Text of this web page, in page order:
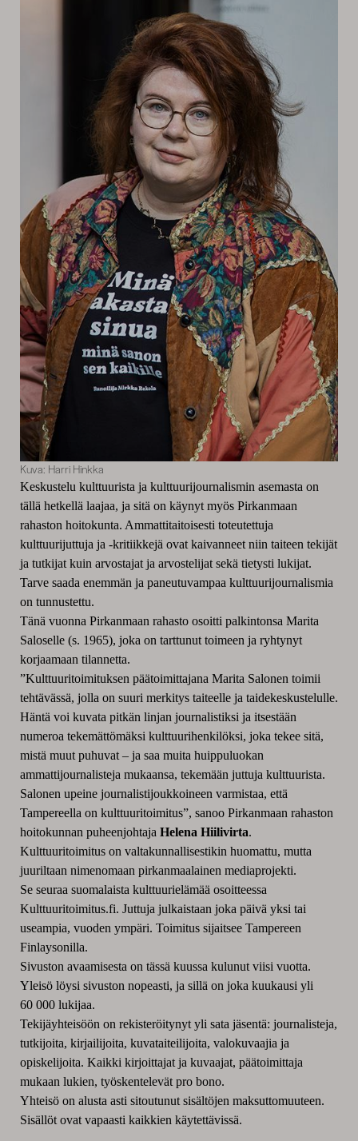
Kuva: Harri Hinkka
Keskustelu kulttuurista ja kulttuurijournalismin asemasta on
tällä hetkellä laajaa, ja sitä on käynyt myös Pirkanmaan
rahaston hoitokunta. Ammattitaitoisesti toteutettuja
kulttuurijuttuja ja -kritiikkejä ovat kaivanneet niin taiteen tekijät
ja tutkijat kuin arvostajat ja arvostelijat sekä tietysti lukijat.
Tarve saada enemmän ja paneutuvampaa kulttuurijournalismia
on tunnustettu.
Tänä vuonna Pirkanmaan rahasto osoitti palkintonsa Marita
Saloselle (s. 1965), joka on tarttunut toimeen ja ryhtynyt
korjaamaan tilannetta.
”Kulttuuritoimituksen päätoimittajana Marita Salonen toimii
tehtävässä, jolla on suuri merkitys taiteelle ja taidekeskustelulle.
Häntä voi kuvata pitkän linjan journalistiksi ja itsestään
numeroa tekemättömäksi kulttuurihenkilöksi, joka tekee sitä,
mistä muut puhuvat – ja saa muita huippuluokan
ammattijournalisteja mukaansa, tekemään juttuja kulttuurista.
Salonen upeine journalistijoukkoineen varmistaa, että
Tampereella on kulttuuritoimitus”, sanoo Pirkanmaan rahaston
hoitokunnan puheenjohtaja Helena Hiilivirta.
Kulttuuritoimitus on valtakunnallisestikin huomattu, mutta
juuriltaan nimenomaan pirkanmaalainen mediaprojekti.
Se seuraa suomalaista kulttuurielämää osoitteessa
Kulttuuritoimitus.fi. Juttuja julkaistaan joka päivä yksi tai
useampia, vuoden ympäri. Toimitus sijaitsee Tampereen
Finlaysonilla.
Sivuston avaamisesta on tässä kuussa kulunut viisi vuotta.
Yleisö löysi sivuston nopeasti, ja sillä on joka kuukausi yli
60 000 lukijaa.
Tekijäyhteisöön on rekisteröitynyt yli sata jäsentä: journalisteja,
tutkijoita, kirjailijoita, kuvataiteilijoita, valokuvaajia ja
opiskelijoita. Kaikki kirjoittajat ja kuvaajat, päätoimittaja
mukaan lukien, työskentelevät pro bono.
Yhteisö on alusta asti sitoutunut sisältöjen maksuttomuuteen.
Sisällöt ovat vapaasti kaikkien käytettävissä.